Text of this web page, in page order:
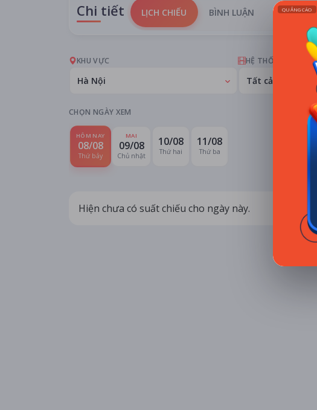
Chi tiết LỊCH CHIẾU BÌNH LUẬN ĐÁNH GIÁ
KHU VỰC
Hà Nội
HỆ THỐNG RẠP
Tất cả hệ thống
CHỌN NGÀY XEM
HÔM NAY
08/08
Thứ bảy
MAI
09/08
Chủ nhật
10/08
Thứ hai
11/08
Thứ ba
Hiện chưa có suất chiếu cho ngày này.